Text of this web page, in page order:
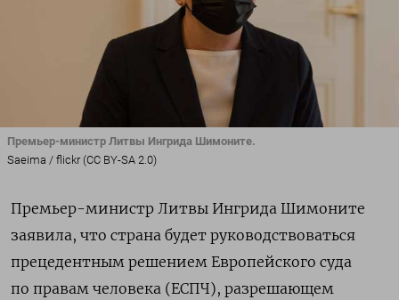
Премьер-министр Литвы Ингрида Шимоните.
Saeima / flickr (CC BY-SA 2.0)
Премьер-министр Литвы Ингрида Шимоните
заявила, что страна будет руководствоваться
прецедентным решением Европейского суда
по правам человека (ЕСПЧ), разрешающем